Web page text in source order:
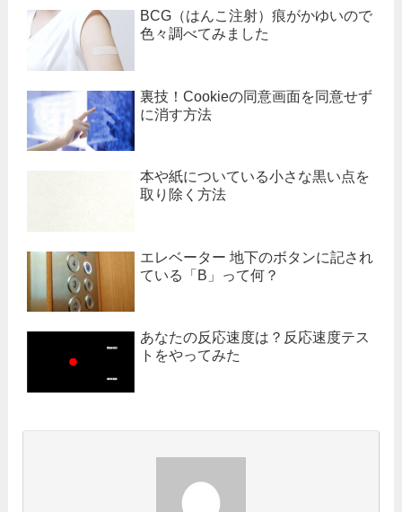
BCG（はんこ注射）痕がかゆいので
色々調べてみました
裏技！Cookieの同意画面を同意せず
に消す方法
本や紙についている小さな黒い点を
取り除く方法
エレベーター 地下のボタンに記され
ている「B」って何？
あなたの反応速度は？反応速度テス
トをやってみた